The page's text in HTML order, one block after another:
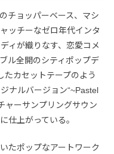
チョッパーベース、マシ
ッチーなゼロ年代インタ
ィが織りなす、恋愛コメ
ル全開のシティポップデ
たカセットテープのよう
ナルバージョン“~Pastel
ャーサンプリングサウン
仕上がっている。
たポップなアートワーク